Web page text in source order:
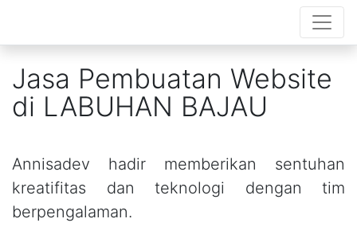
Jasa Pembuatan Website
di LABUHAN BAJAU
Annisadev hadir memberikan sentuhan
kreatifitas dan teknologi dengan tim
berpengalaman.